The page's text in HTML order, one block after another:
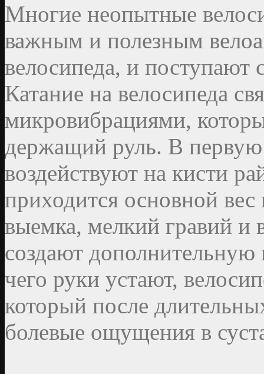
Многие неопытные
важным и полезным
велосипеда, и поступают
Катание на велосипеда
микровибрациями,
держащий руль. В
воздействуют на кисти
приходится основной
выемка, мелкий гравий и
создают дополнительную
чего руки устают,
который после
болевые ощущения в